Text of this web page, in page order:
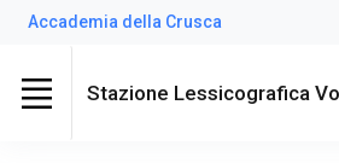
Accademia della Crusca
Stazione Lessicografica